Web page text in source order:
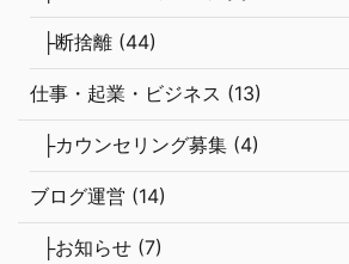
├断捨離 (44)
仕事・起業・ビジネス (13)
├カウンセリング募集 (4)
ブログ運営 (14)
├お知らせ (7)